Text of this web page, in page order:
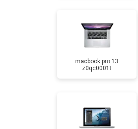
macbook pro 13
z0qc0001t